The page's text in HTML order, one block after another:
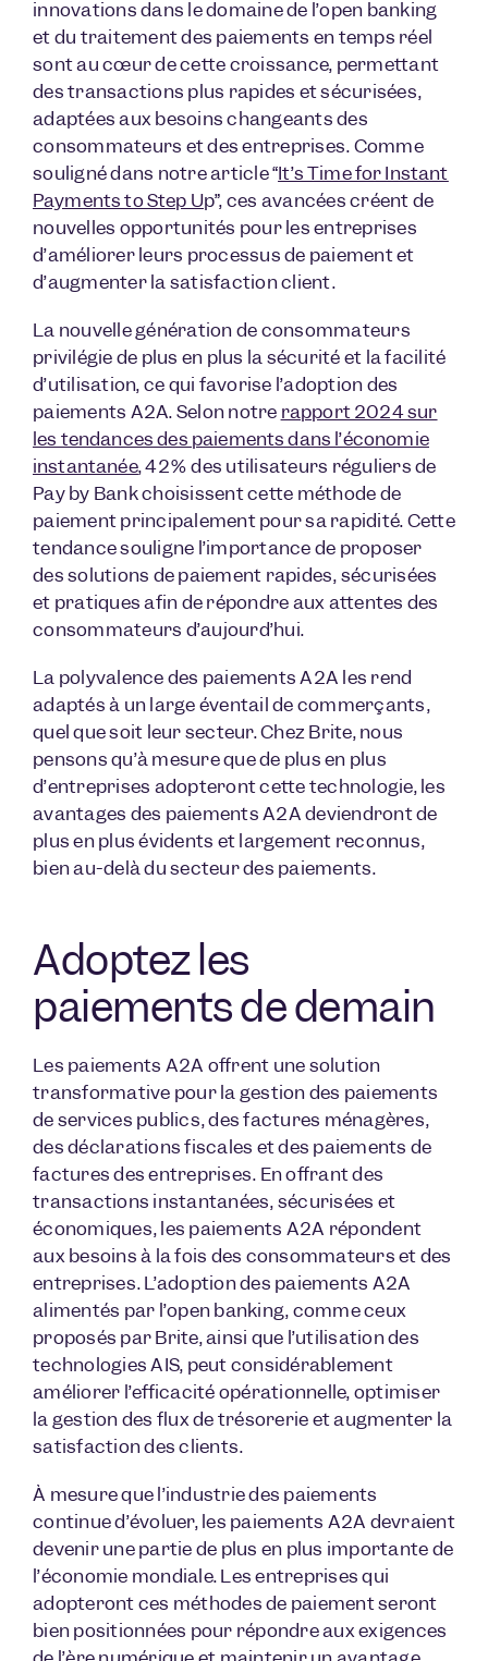
innovations dans le domaine de l’open banking
et du traitement des paiements en temps réel
sont au cœur de cette croissance, permettant
des transactions plus rapides et sécurisées,
adaptées aux besoins changeants des
consommateurs et des entreprises. Comme
souligné dans notre article “It’s Time for Instant
Payments to Step Up”, ces avancées créent de
nouvelles opportunités pour les entreprises
d’améliorer leurs processus de paiement et
d’augmenter la satisfaction client.
La nouvelle génération de consommateurs
privilégie de plus en plus la sécurité et la facilité
d’utilisation, ce qui favorise l’adoption des
paiements A2A. Selon notre rapport 2024 sur
les tendances des paiements dans l’économie
instantanée, 42% des utilisateurs réguliers de
Pay by Bank choisissent cette méthode de
paiement principalement pour sa rapidité. Cette
tendance souligne l’importance de proposer
des solutions de paiement rapides, sécurisées
et pratiques afin de répondre aux attentes des
consommateurs d’aujourd’hui.
La polyvalence des paiements A2A les rend
adaptés à un large éventail de commerçants,
quel que soit leur secteur. Chez Brite, nous
pensons qu’à mesure que de plus en plus
d’entreprises adopteront cette technologie, les
avantages des paiements A2A deviendront de
plus en plus évidents et largement reconnus,
bien au-delà du secteur des paiements.
Adoptez les
paiements de demain
Les paiements A2A offrent une solution
transformative pour la gestion des paiements
de services publics, des factures ménagères,
des déclarations fiscales et des paiements de
factures des entreprises. En offrant des
transactions instantanées, sécurisées et
économiques, les paiements A2A répondent
aux besoins à la fois des consommateurs et des
entreprises. L’adoption des paiements A2A
alimentés par l’open banking, comme ceux
proposés par Brite, ainsi que l’utilisation des
technologies AIS, peut considérablement
améliorer l’efficacité opérationnelle, optimiser
la gestion des flux de trésorerie et augmenter la
satisfaction des clients.
À mesure que l’industrie des paiements
continue d’évoluer, les paiements A2A devraient
devenir une partie de plus en plus importante de
l’économie mondiale. Les entreprises qui
adopteront ces méthodes de paiement seront
bien positionnées pour répondre aux exigences